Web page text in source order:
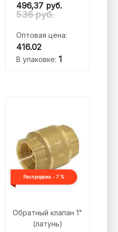
496,37 руб.
536 руб.
Оптовая цена:
416.02
В упаковке: 1
Распродажа - 7 %
Обратный клапан 1"
(латунь)